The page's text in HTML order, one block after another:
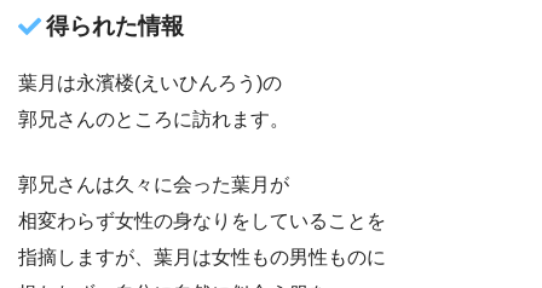
得られた情報
葉月は永濱楼(えいひんろう)の
郭兄さんのところに訪れます。
郭兄さんは久々に会った葉月が
相変わらず女性の身なりをしていることを
指摘しますが、葉月は女性もの男性ものに